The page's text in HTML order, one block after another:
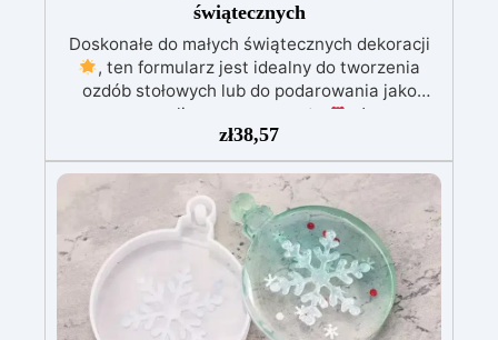
świątecznych
, ten formularz jest idealny do tworzenia
ozdób stołowych lub do podarowania jako
spersonalizowane prezenty
. Jego
kompaktowy rozmiar sprawia, że jest
praktyczny do różnych projektów. Tworzenia
wykonane przy użyciu formy do żywicy mogą
być używane do produkcji dekoracji do domu i
ogrodu. Te unikalne ozdoby dodają
świątecznego i osobistego akcentu do twojej
przestrzeni zewnętrznej. Najwyższa
jakość: Nasze formy są wykonane z wysokiej
jakości silikonu, co gwarantuje długotrwałość i
zł38,57